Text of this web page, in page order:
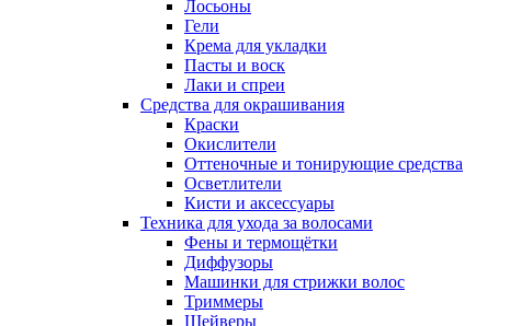
Лосьоны
Гели
Крема для укладки
Пасты и воск
Лаки и спреи
Средства для окрашивания
Краски
Окислители
Оттеночные и тонирующие средства
Осветлители
Кисти и аксессуары
Техника для ухода за волосами
Фены и термощётки
Диффузоры
Машинки для стрижки волос
Триммеры
Шейверы